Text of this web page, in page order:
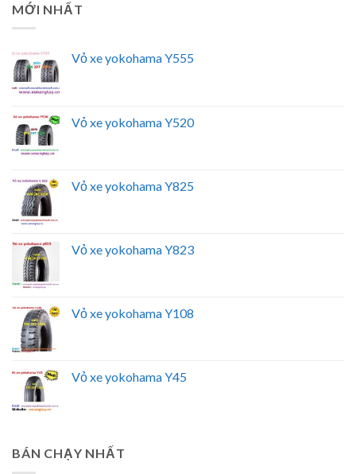
MỚI NHẤT
Vỏ xe yokohama Y555
Vỏ xe yokohama Y520
Vỏ xe yokohama Y825
Vỏ xe yokohama Y823
Vỏ xe yokohama Y108
Vỏ xe yokohama Y45
BÁN CHẠY NHẤT